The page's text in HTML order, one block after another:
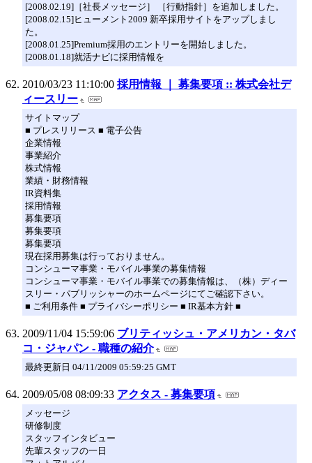
[2008.02.19]［社長メッセージ］ ［行動指針］を追加しました。
[2008.02.15]ヒューメント2009 新卒採用サイトをアップしまし
た。
[2008.01.25]Premium採用のエントリーを開始しました。
[2008.01.18]就活ナビに採用情報を
2010/03/23 11:10:00 採用情報 ｜ 募集要項 :: 株式会社デ
ィースリー
サイトマップ
■ プレスリリース ■ 電子公告
企業情報
事業紹介
株式情報
業績・財務情報
IR資料集
採用情報
募集要項
募集要項
募集要項
現在採用募集は行っておりません。
コンシューマ事業・モバイル事業の募集情報
コンシューマ事業・モバイル事業での募集情報は、（株）ディー
スリー・パブリッシャーのホームページにてご確認下さい。
■ ご利用条件 ■ プライバシーポリシー ■ IR基本方針 ■
2009/11/04 15:59:06 ブリティッシュ・アメリカン・タバ
コ・ジャパン - 職種の紹介
最終更新日 04/11/2009 05:59:25 GMT
2009/05/08 08:09:33 アクタス - 募集要項
メッセージ
研修制度
スタッフインタビュー
先輩スタッフの一日